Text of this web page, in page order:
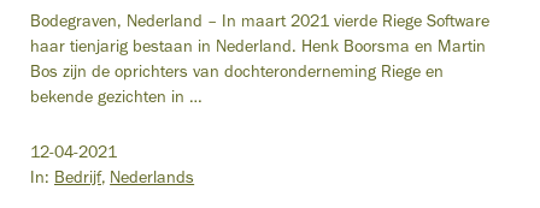
Bodegraven, Nederland – In maart 2021 vierde Riege Software
haar tienjarig bestaan in Nederland. Henk Boorsma en Martin
Bos zijn de oprichters van dochteronderneming Riege en
bekende gezichten in …
12-04-2021
In: Bedrijf Nederlands